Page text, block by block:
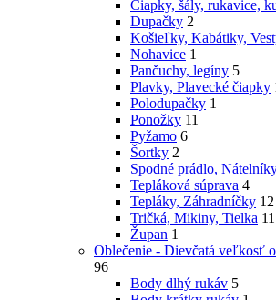
Čiapky, šály, rukavice,
Dupačky 2
Košieľky, Kabátiky,
Nohavice 1
Pančuchy, legíny 5
Plavky, Plavecké čiapky
Polodupačky 1
Ponožky 11
Pyžamo 6
Šortky 2
Spodné prádlo,
Tepláková súprava 4
Tepláky, Záhradníčky 12
Tričká, Mikiny, Tielka 11
Župan 1
Oblečenie - Dievčatá veľkosť
96
Body dlhý rukáv 5